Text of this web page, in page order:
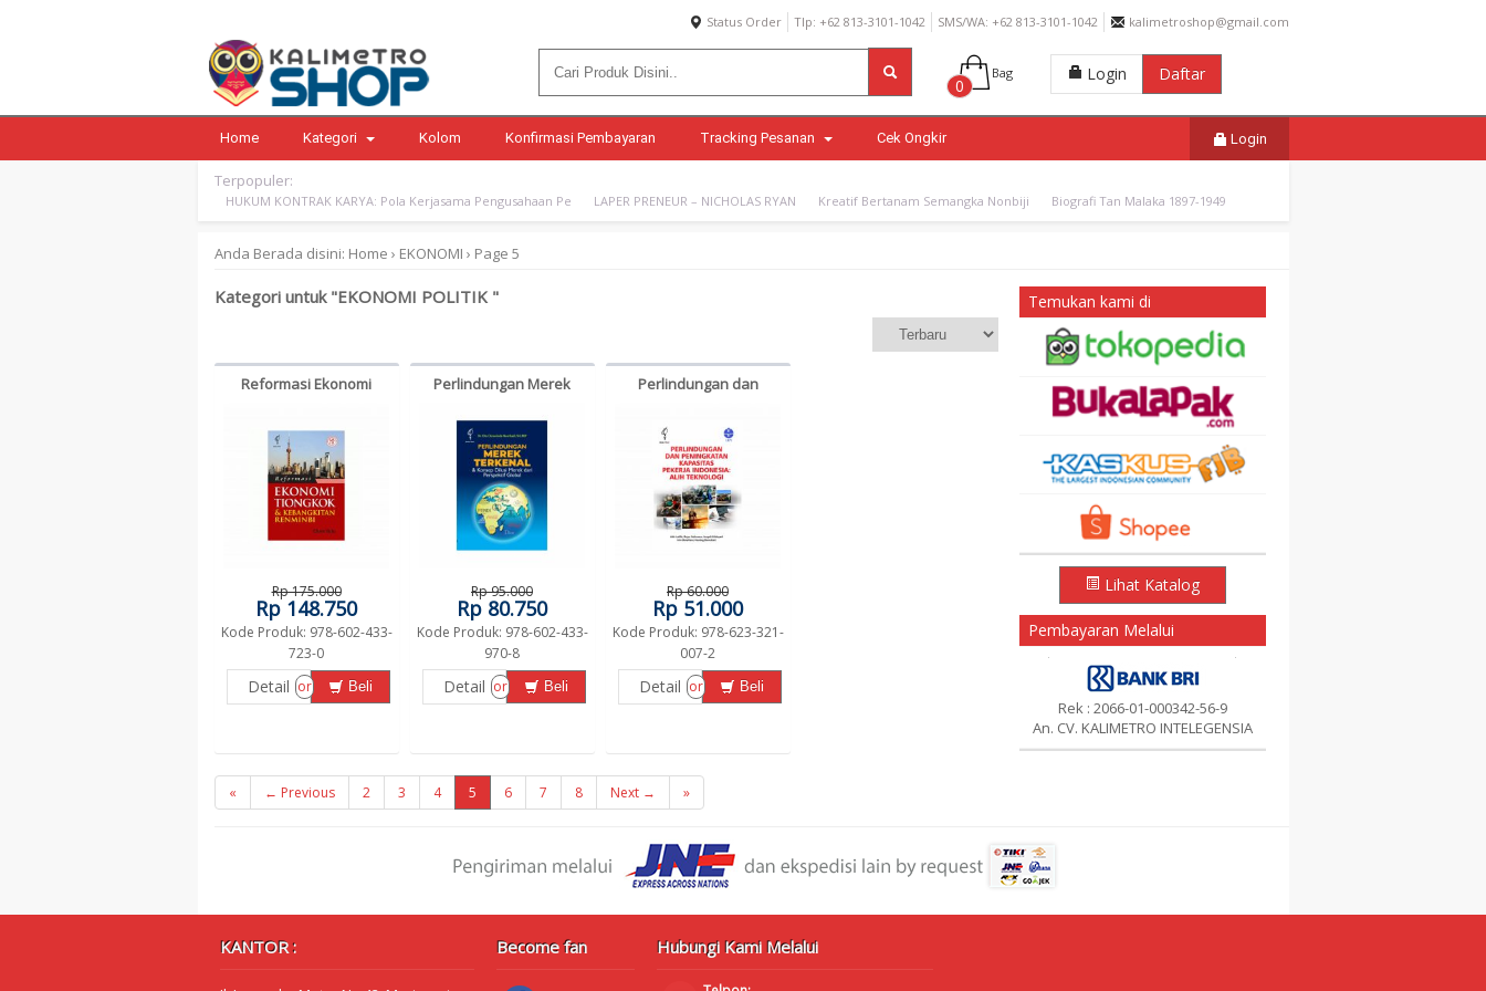
Status Order Tlp: +62 813-3101-1042 SMS/WA: +62 813-3101-1042 kalimetroshop@gmail.com
0
Bag Login Daftar
Home Kategori Kolom Konfirmasi Pembayaran Tracking Pesanan Cek Ongkir Login
Terpopuler:
HUKUM KONTRAK KARYA: Pola Kerjasama Pengusahaan Pe LAPER PRENEUR – NICHOLAS RYAN Kreatif Bertanam Semangka Nonbiji Biografi Tan Malaka 1897-1949
Anda Berada disini: Home › EKONOMI › Page 5
Kategori untuk "EKONOMI POLITIK "
Reformasi Ekonomi
Rp 175.000
Rp 148.750
Kode Produk: 978-602-433-
723-0
Detail or Beli
Perlindungan Merek
Merek dari Perspektif
Global – Dr. Cita
Citrawinda Noerhadi, SH,
MIP
Rp 95.000
Rp 80.750
Kode Produk: 978-602-433-
970-8
Detail or Beli
Perlindungan dan
Pekerja Indonesia: Alih
Teknologi – Ade Latifa,
Bayu Setiawan, DKK
Rp 60.000
Rp 51.000
Kode Produk: 978-623-321-
007-2
Detail or Beli
« ← Previous 2 3 4 5 6 7 8 Next → »
Temukan kami di
Lihat Katalog
Pembayaran Melalui
Rek : 2066-01-000342-56-9
An. CV. KALIMETRO INTELEGENSIA
KANTOR : Become fan Hubungi Kami Melalui